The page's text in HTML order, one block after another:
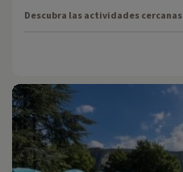
Descubra las actividades cercanas